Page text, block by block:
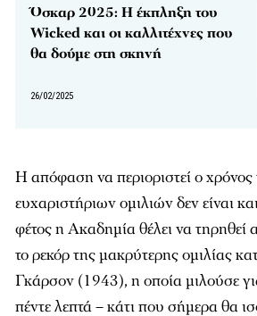
Όσκαρ 2025: Η έκπληξη του
Wicked και οι καλλιτέχνες που
θα δούμε στη σκηνή
26/02/2025
Η απόφαση να περιοριστεί ο
ευχαριστήριων ομιλιών δεν είναι
φέτος η Ακαδημία θέλει να
το ρεκόρ της μακρύτερης ομιλίας
Γκάρσον (1943), η οποία μιλούσε
πέντε λεπτά – κάτι που σήμερα θα